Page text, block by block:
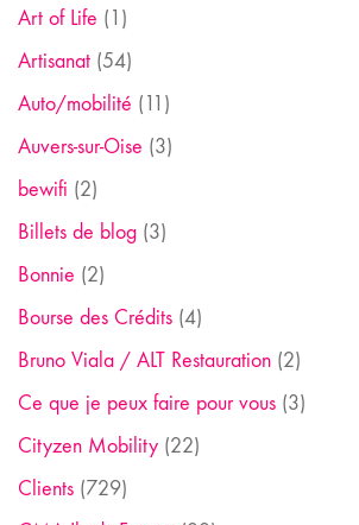
Art of Life (1)
Artisanat (54)
Auto/mobilité (11)
Auvers-sur-Oise (3)
bewifi (2)
Billets de blog (3)
Bonnie (2)
Bourse des Crédits (4)
Bruno Viala / ALT Restauration (2)
Ce que je peux faire pour vous (3)
Cityzen Mobility (22)
Clients (729)